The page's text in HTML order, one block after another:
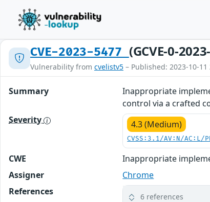
CVE-2023-5477 (GCVE-0-
Vulnerability from cvelistv5 – Published: 2023-10-
Summary
Inappropriate
control via a crafted
Severity
4.3 (Medium)
CVSS:3.1/AV:N/
CWE
Inappropriate
Assigner
Chrome
References
6 references